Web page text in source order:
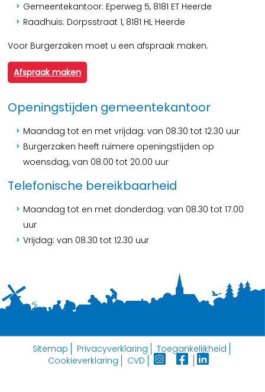
Gemeentekantoor: Eperweg 5, 8181 ET Heerde
Raadhuis: Dorpsstraat 1, 8181 HL Heerde
Voor Burgerzaken moet u een afspraak maken.
Afspraak maken
Openingstijden gemeentekantoor
Maandag tot en met vrijdag: van 08.30 tot 12.30 uur
Burgerzaken heeft ruimere openingstijden op
woensdag, van 08.00 tot 20.00 uur
Telefonische bereikbaarheid
Maandag tot en met donderdag: van 08.30 tot 17.00
uur
Vrijdag: van 08.30 tot 12.30 uur
Sitemap Privacyverklaring
Toegankelijkheid
Cookieverklaring
CVD